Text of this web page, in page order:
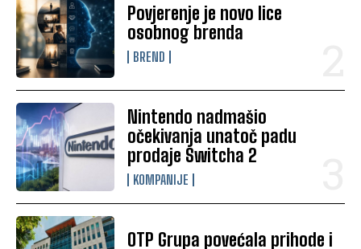
Povjerenje je novo lice
osobnog brenda
BREND
Nintendo nadmašio
očekivanja unatoč padu
prodaje Switcha 2
KOMPANIJE
OTP Grupa povećala prihode i